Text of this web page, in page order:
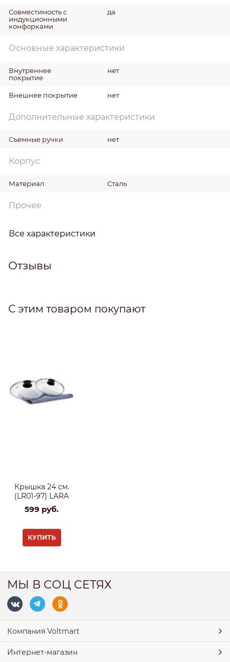
Совместимость с
индукционными
конфорками
да
Основные характеристики
Внутреннее
покрытие
нет
Внешнее покрытие нет
Дополнительные характеристики
Съемные ручки нет
Корпус
Материал Сталь
Прочее
Все характеристики
Отзывы
С этим товаром покупают
Крышка 24 см.
(LR01-97) LARA
599 руб.
КУПИТЬ
МЫ В СОЦ СЕТЯХ
Компания Voltmart
Интернет-магазин